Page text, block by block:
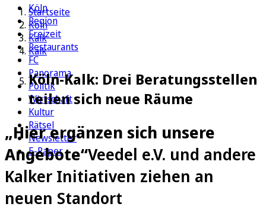
Köln
Region
Freizeit
Restaurants
FC
Panorama
Politik
Wirtschaft
Kultur
Rätsel
Newsletter
E-Paper
Startseite
Köln
Kalk
Kalk
Köln-Kalk: Drei Beratungsstellen
teilen sich neue Räume
„Hier ergänzen sich unsere
Angebote“Veedel e.V. und andere
Kalker Initiativen ziehen an
neuen Standort